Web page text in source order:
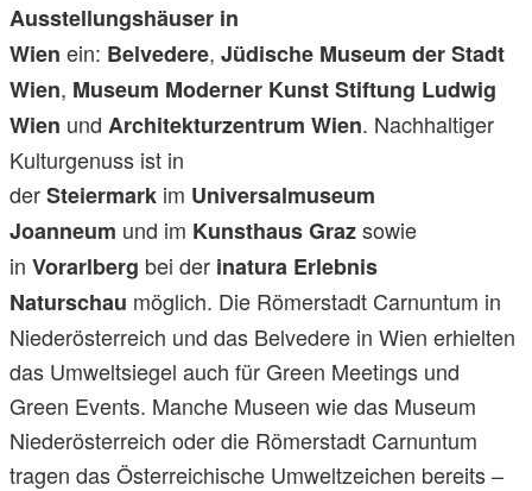
Ausstellungshäuser in
Wien ein: Belvedere, Jüdische Museum der Stadt
Wien, Museum Moderner Kunst Stiftung Ludwig
Wien und Architekturzentrum Wien. Nachhaltiger
Kulturgenuss ist in
derSteiermark im Universalmuseum
Joanneum und im Kunsthaus Grazsowie
in Vorarlberg bei der inatura Erlebnis
Naturschau möglich. Die Römerstadt Carnuntum in
Niederösterreich und das Belvedere in Wien erhielten
das Umweltsiegel auch für Green Meetings und
Green Events. Manche Museen wie das Museum
Niederösterreich oder die Römerstadt Carnuntum
tragen das Österreichische Umweltzeichen bereits –